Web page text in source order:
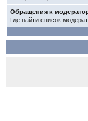
Обращения к
Где найти список